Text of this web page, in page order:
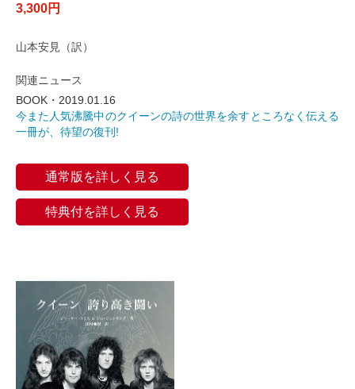
3,300円
山本安見（訳）
関連ニュース
BOOK・2019.01.16
今また人気沸騰中のクイーンの詩の世界を余すところなく伝える
一冊が、待望の復刊!
通常版を詳しく見る
特典付を詳しく見る